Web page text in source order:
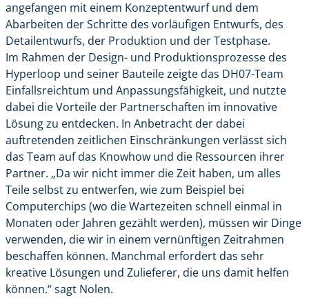
angefangen mit einem Konzeptentwurf und dem
Abarbeiten der Schritte des vorläufigen Entwurfs, des
Detailentwurfs, der Produktion und der Testphase.
Im Rahmen der Design- und Produktionsprozesse des
Hyperloop und seiner Bauteile zeigte das DH07-Team
Einfallsreichtum und Anpassungsfähigkeit, und nutzte
dabei die Vorteile der Partnerschaften im innovative
Lösung zu entdecken. In Anbetracht der dabei
auftretenden zeitlichen Einschränkungen verlässt sich
das Team auf das Knowhow und die Ressourcen ihrer
Partner. „Da wir nicht immer die Zeit haben, um alles
Teile selbst zu entwerfen, wie zum Beispiel bei
Computerchips (wo die Wartezeiten schnell einmal in
Monaten oder Jahren gezählt werden), müssen wir Dinge
verwenden, die wir in einem vernünftigen Zeitrahmen
beschaffen können. Manchmal erfordert das sehr
kreative Lösungen und Zulieferer, die uns damit helfen
können.“ sagt Nolen.